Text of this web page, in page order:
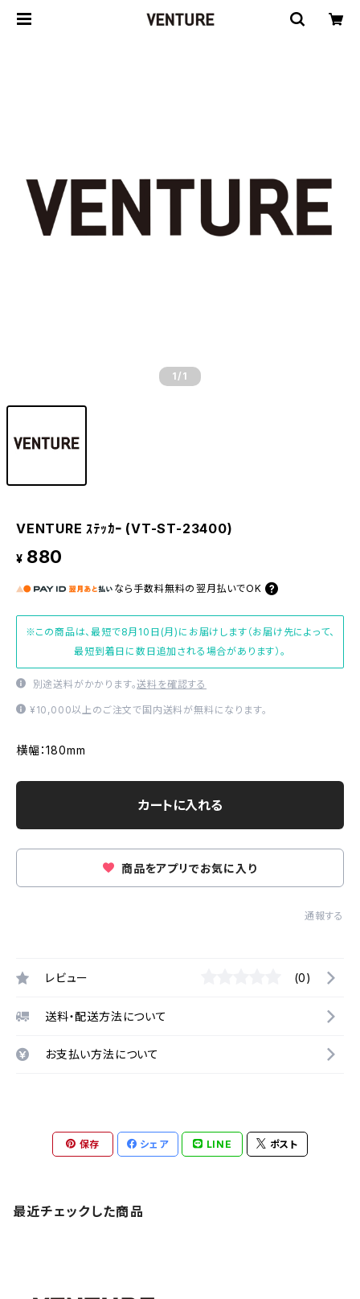
1 /1
VENTURE ｽﾃｯｶｰ (VT-ST-23400)
¥ 880
なら 手数料無料の 翌月払いでOK
※この商品は、最短で8月10日(月)にお届けします（お届け先によって、
最短到着日に数日追加される場合があります）。
別途送料がかかります。送料を確認する
¥10,000以上のご注文で国内送料が無料になります。
横幅：180mm
カートに入れる
商品をアプリでお気に入り
通報する
レビュー (0)
送料・配送方法について
お支払い方法について
保存 シェア LINE ポスト
最近チェックした商品